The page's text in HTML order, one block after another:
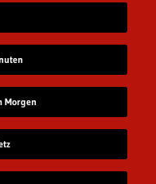
Morgen